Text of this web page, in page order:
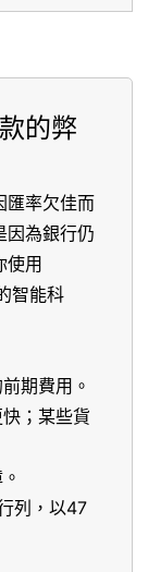
的弊
匯率欠佳而
因為銀行仍
使用
智能科
期費用。
；某些貨
列，以47